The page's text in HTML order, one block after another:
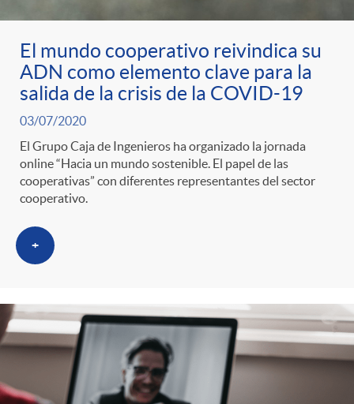
a
t
e
g
o
r
i
s
El mundo cooperativo reivindica su
ADN como elemento clave para la
salida de la crisis de la COVID-19
03/07/2020
El Grupo Caja de Ingenieros ha organizado la jornada
online “Hacia un mundo sostenible. El papel de las
cooperativas” con diferentes representantes del sector
cooperativo.
+